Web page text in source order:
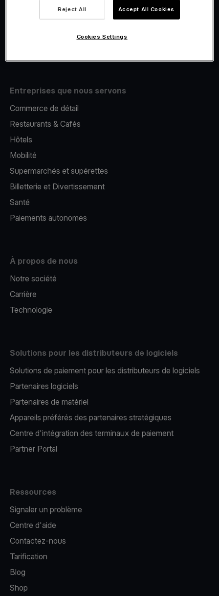
E-Reporting
Entreprises que nous servons
Commerce de détail
Restaurants & Cafés
Hôtels
Mobilité
Supermarchés et supérettes
Billetterie et Divertissement
Santé
Paiements autonomes
À propos de nous
Notre société
Carrière
Technologie
Solutions pour les distributeurs de logiciels
Solutions de paiement pour les distributeurs de logiciels
Partenaires logiciels
Partenaires de matériel
Appareils préférés des partenaires stratégiques
Centre d'intégration des terminaux de paiement
Partner Portal
Ressources
Signaler un problème
Centre d'aide
Contactez-nous
Tarification
Blog
Shop
Reject All Accept All Cookies
Cookies Settings